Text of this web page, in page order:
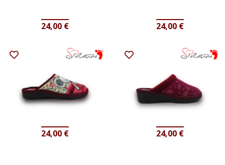
24,00 € 24,00 €
24,00 € 24,00 €